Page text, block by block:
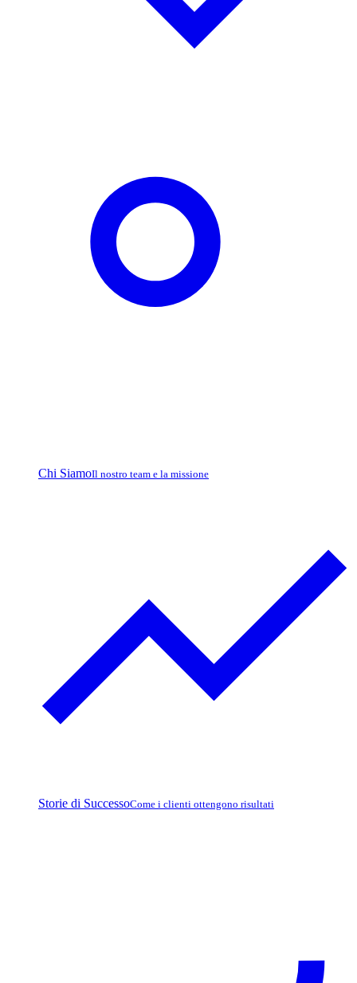
Chi SiamoIl nostro team e la missione
Storie di SuccessoCome i clienti ottengono risultati